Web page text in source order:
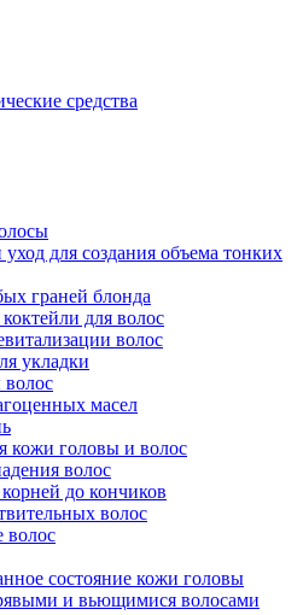
средства
для создания объема тонких
граней блонда
для волос
волос
укладки
волос
масел
кожи головы и волос
волос
до кончиков
волос
волос
состояние кожи головы
и вьющимися волосами